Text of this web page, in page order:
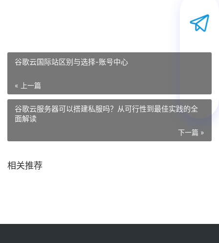
谷歌云国际站区别与选择-账号中心
« 上一篇
谷歌云服务器可以搭建私服吗？从可行性到最佳实践的全
面解读
下一篇 »
相关推荐